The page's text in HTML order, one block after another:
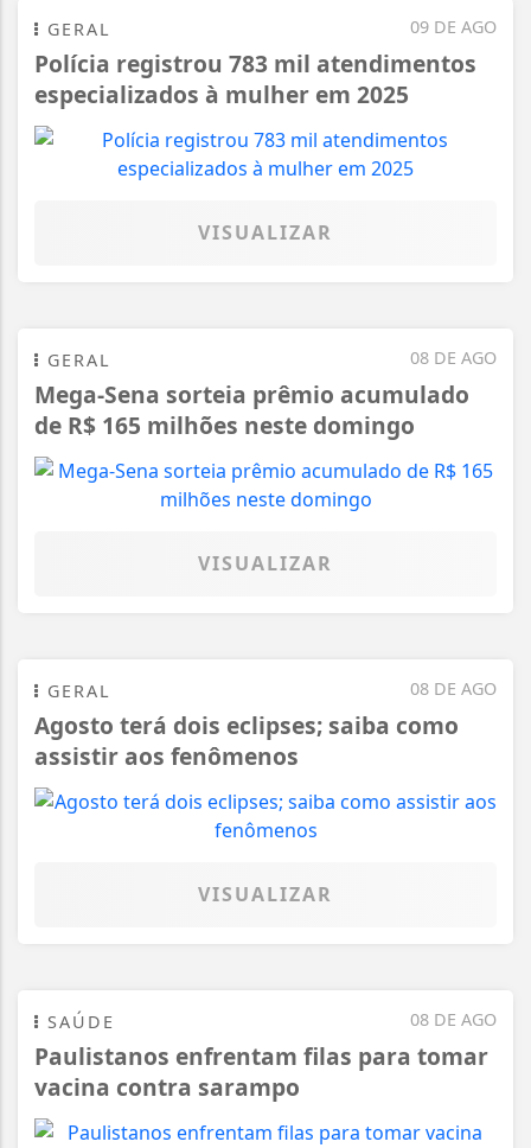
09 DE AGO
GERAL
Polícia registrou 783 mil atendimentos
especializados à mulher em 2025
VISUALIZAR
08 DE AGO
GERAL
Mega-Sena sorteia prêmio acumulado
de R$ 165 milhões neste domingo
VISUALIZAR
08 DE AGO
GERAL
Agosto terá dois eclipses; saiba como
assistir aos fenômenos
VISUALIZAR
08 DE AGO
SAÚDE
Paulistanos enfrentam filas para tomar
vacina contra sarampo